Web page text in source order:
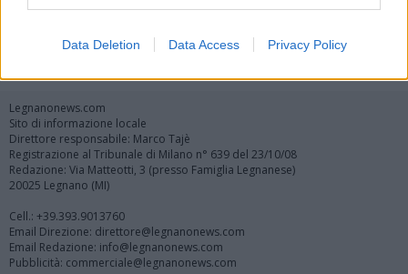
Data Deletion Data Access Privacy Policy
Registrati Redazione Invia notizia Feed RSS Facebook
Legnanonews.com
Sito di informazione locale
Direttore responsabile: Marco Tajè
Registrazione al Tribunale di Milano n° 639 del 23/10/08
Redazione: Via Matteotti, 3 (presso Famiglia Legnanese)
20025 Legnano (MI)
Cell.: +39.393.9013760
Email Direzione: direttore@legnanonews.com
Email Redazione: info@legnanonews.com
Pubblicità: commerciale@legnanonews.com